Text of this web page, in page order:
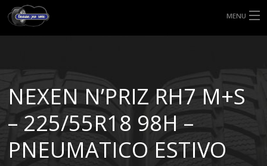
MENU
MISURE GOMME
BLOG
SHOP
NEXEN N’PRIZ RH7 M+S
– 225/55R18 98H –
PNEUMATICO ESTIVO